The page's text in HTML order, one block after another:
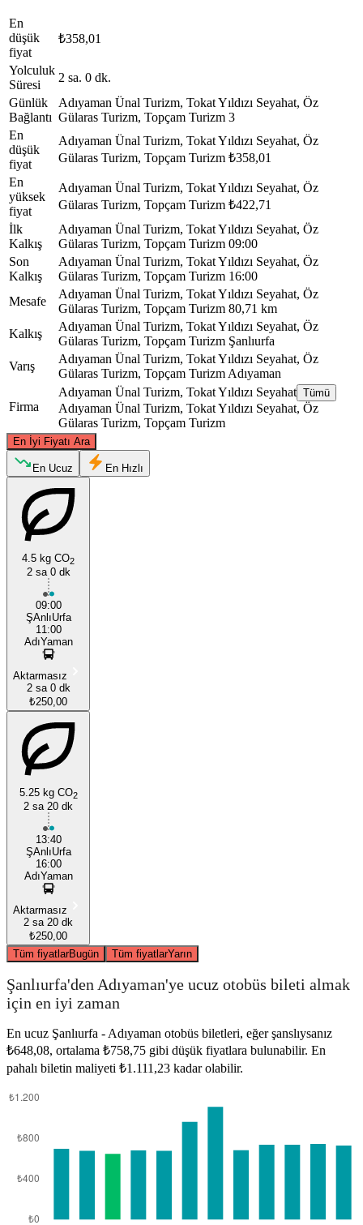
En
düşük
fiyat
₺358,01
Yolculuk
Süresi
2 sa. 0 dk.
Günlük
Bağlantı
Adıyaman Ünal Turizm, Tokat Yıldızı Seyahat, Öz
Gülaras Turizm, Topçam Turizm 3
En
düşük
fiyat
Adıyaman Ünal Turizm, Tokat Yıldızı Seyahat, Öz
Gülaras Turizm, Topçam Turizm ₺358,01
En
yüksek
fiyat
Adıyaman Ünal Turizm, Tokat Yıldızı Seyahat, Öz
Gülaras Turizm, Topçam Turizm ₺422,71
İlk
Kalkış
Adıyaman Ünal Turizm, Tokat Yıldızı Seyahat, Öz
Gülaras Turizm, Topçam Turizm 09:00
Son
Kalkış
Adıyaman Ünal Turizm, Tokat Yıldızı Seyahat, Öz
Gülaras Turizm, Topçam Turizm 16:00
Mesafe
Adıyaman Ünal Turizm, Tokat Yıldızı Seyahat, Öz
Gülaras Turizm, Topçam Turizm 80,71 km
Kalkış
Adıyaman Ünal Turizm, Tokat Yıldızı Seyahat, Öz
Gülaras Turizm, Topçam Turizm Şanlıurfa
Varış
Adıyaman Ünal Turizm, Tokat Yıldızı Seyahat, Öz
Gülaras Turizm, Topçam Turizm Adıyaman
Firma
Adıyaman Ünal Turizm, Tokat Yıldızı Seyahat Tümü
Adıyaman Ünal Turizm, Tokat Yıldızı Seyahat, Öz
Gülaras Turizm, Topçam Turizm
En İyi Fiyatı Ara
Adıyaman
©CARTO, ©
En Ucuz En Hızlı
4.5 kg CO2
2 sa 0 dk
09:00
ŞAnlıUrfa
11:00
AdıYaman
Aktarmasız
2 sa 0 dk
₺250,00
5.25 kg CO2
2 sa 20 dk
13:40
ŞAnlıUrfa
16:00
AdıYaman
Aktarmasız
2 sa 20 dk
₺250,00
Tüm fiyatlarBugün Tüm fiyatlarYarın
Şanlıurfa'den Adıyaman'ye ucuz otobüs bileti almak
için en iyi zaman
En ucuz Şanlıurfa - Adıyaman otobüs biletleri, eğer şanslıysanız
₺648,08, ortalama ₺758,75 gibi düşük fiyatlara bulunabilir. En
pahalı biletin maliyeti ₺1.111,23 kadar olabilir.